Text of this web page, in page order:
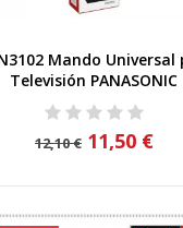
Vista rápida
Mando Universal
Televisión PANASONIC
12,10 € 11,50 €